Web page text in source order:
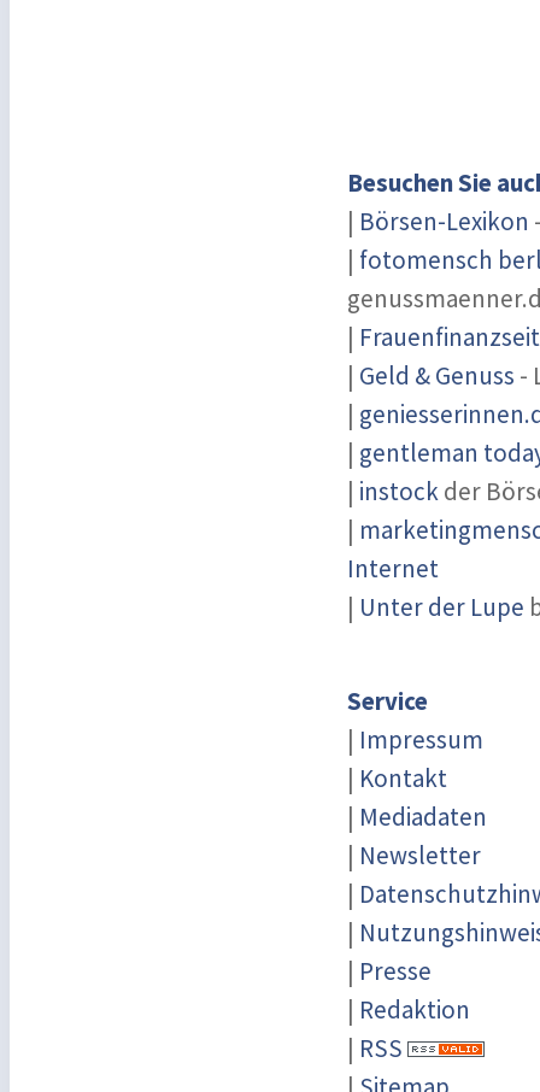
Besuchen Sie
| Börsen-Lexikon
| fotomensch
|
| Geld & Genuss -
|
| gentleman
| instockder
|
Internet
| Unter der Lupe
Service
| Impressum
| Kontakt
| Mediadaten
| Newsletter
|
|
| Presse
| Redaktion
| RSS